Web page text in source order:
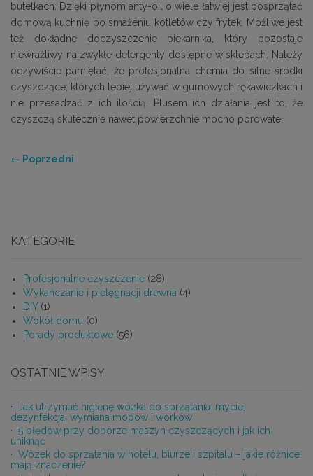
butelkach. Dzięki płynom anty-oil o wiele łatwiej jest posprzątać
domową kuchnię po smażeniu kotletów czy frytek. Możliwe jest
też dokładne doczyszczenie piekarnika, który pozostaje
niewrażliwy na zwykłe detergenty dostępne w sklepach. Należy
oczywiście pamiętać, że profesjonalna chemia do silne środki
czyszczące, których lepiej używać w gumowych rękawiczkach i
nie przesadzać z ich ilością. Plusem ich działania jest to, że
czyszczą skutecznie nawet powierzchnie mocno porowate.
← Poprzedni
KATEGORIE
Profesjonalne czyszczenie (28)
Wykańczanie i pielęgnacji drewna (4)
DIY (1)
Wokół domu (0)
Porady produktowe (56)
OSTATNIE WPISY
Jak utrzymać higienę wózka do sprzątania: mycie,
dezynfekcja, wymiana mopów i worków
5 błędów przy doborze maszyn czyszczących i jak ich
uniknąć
Wózek do sprzątania w hotelu, biurze i szpitalu – jakie różnice
mają znaczenie?